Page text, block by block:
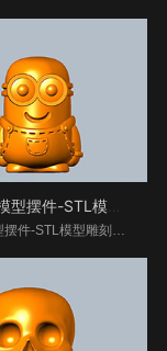
小黄人模型摆件-STL模型雕刻图
小黄人模型摆件-STL模型雕刻图__www.xiangkekj.com海量